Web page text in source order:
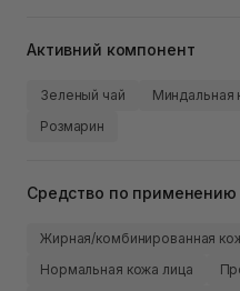
Активний компонент
Зеленый чай Миндальная
Розмарин
Средство по применению
Жирная/комбинированная
Нормальная кожа лица